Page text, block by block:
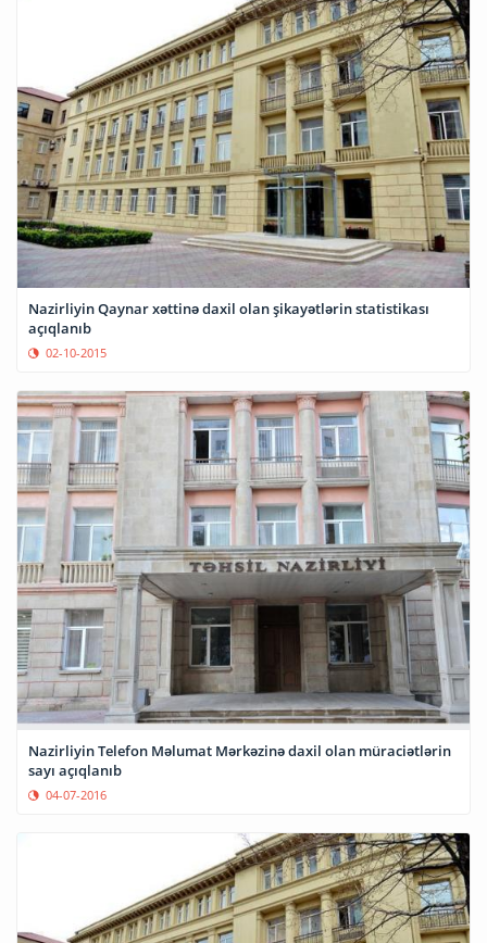
Nazirliyin Qaynar xəttinə daxil olan şikayətlərin statistikası
açıqlanıb
02-10-2015
Nazirliyin Telefon Məlumat Mərkəzinə daxil olan müraciətlərin
sayı açıqlanıb
04-07-2016